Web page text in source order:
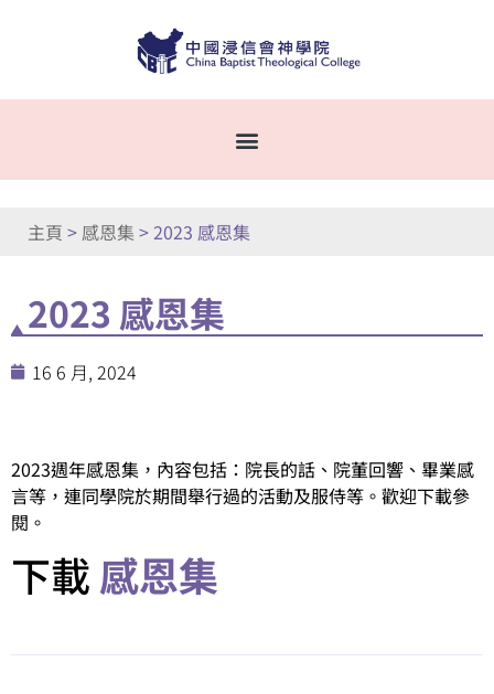
主頁 > 感恩集 >2023 感恩集
2023 感恩集
16 6 月, 2024
2023週年感恩集，內容包括：院長的話、院董回響、畢業感
言等，連同學院於期間舉行過的活動及服侍等。歡迎下載參
閱。
下載感恩集